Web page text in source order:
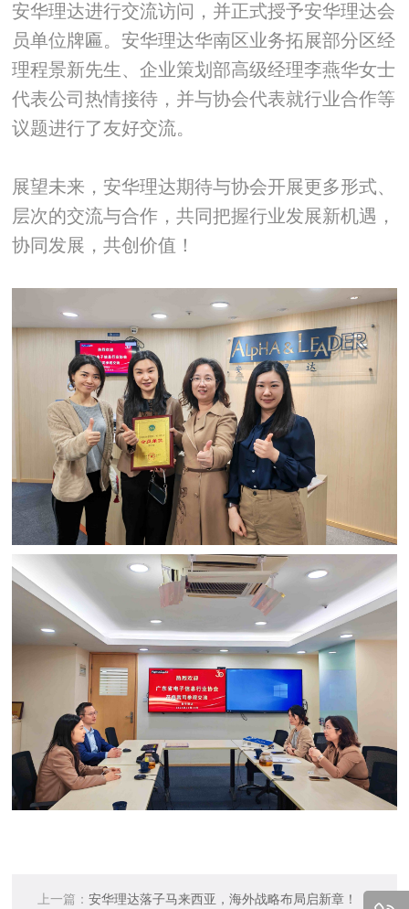
安华理达进行交流访问，并正式授予安华理达会
员单位牌匾。安华理达华南区业务拓展部分区经
理程景新先生、企业策划部高级经理李燕华女士
代表公司热情接待，并与协会代表就行业合作等
议题进行了友好交流。
展望未来，安华理达期待与协会开展更多形式、
层次的交流与合作，共同把握行业发展新机遇，
协同发展，共创价值！
上一篇：安华理达落子马来西亚，海外战略布局启新章！